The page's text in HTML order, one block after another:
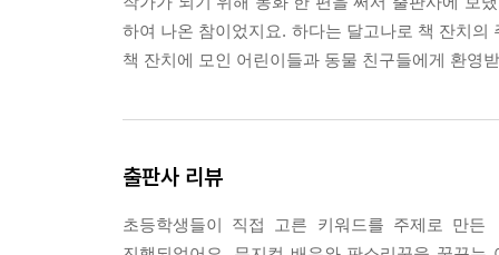
하여 나온 참이었지요. 하다는 달고나로 책 잔치
책 잔치에 모인 어린이들과 동물 친구들에게 환영
출판사 리뷰
초등학생들이 직접 고른 키워드를 주제로 만든